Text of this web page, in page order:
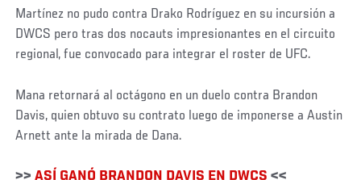
Martínez no pudo contra Drako Rodríguez en su incursión a
DWCS pero tras dos nocauts impresionantes en el circuito
regional, fue convocado para integrar el roster de UFC.
Mana retornará al octágono en un duelo contra Brandon
Davis, quien obtuvo su contrato luego de imponerse a Austin
Arnett ante la mirada de Dana.